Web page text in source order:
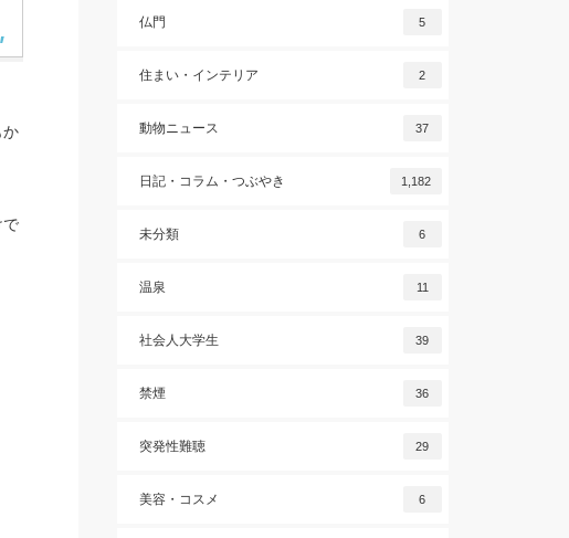
仏門 5
住まい・インテリア 2
動物ニュース 37
日記・コラム・つぶやき 1,182
未分類 6
温泉 11
社会人大学生 39
禁煙 36
突発性難聴 29
美容・コスメ 6